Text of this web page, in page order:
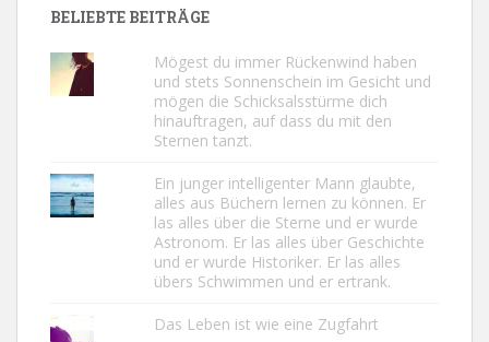
BELIEBTE BEITRÄGE
Mögest du immer Rückenwind haben
und stets Sonnenschein im Gesicht und
mögen die Schicksalsstürme dich
hinauftragen, auf dass du mit den
Sternen tanzt.
Ein junger intelligenter Mann glaubte,
alles aus Büchern lernen zu können. Er
las alles über die Sterne und er wurde
Astronom. Er las alles über Geschichte
und er wurde Historiker. Er las alles
übers Schwimmen und er ertrank.
Das Leben ist wie eine Zugfahrt